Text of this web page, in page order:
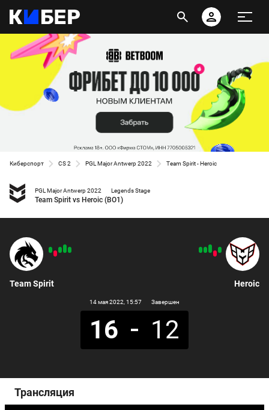
Киберспорт CS 2 PGL Major Antwerp 2022 Team Spirit - Heroic
PGL Major Antwerp 2022 Legends Stage
Team Spirit vs Heroic (BO1)
Team Spirit
14 мая 2022 , 15:57 Завершен
16 12
Heroic
Трансляция